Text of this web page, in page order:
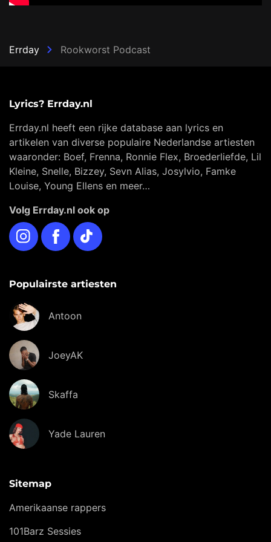
Errday Rookworst Podcast
Lyrics? Errday.nl
Errday.nl heeft een rijke database aan lyrics en
artikelen van diverse populaire Nederlandse artiesten
waaronder: Boef, Frenna, Ronnie Flex, Broederliefde, Lil
Kleine, Snelle, Bizzey, Sevn Alias, Josylvio, Famke
Louise, Young Ellens en meer…
Volg Errday.nl ook op
InstagramFacebookTikTok
Populairste artiesten
Antoon
JoeyAK
Skaffa
Yade Lauren
Sitemap
Amerikaanse rappers
101Barz Sessies